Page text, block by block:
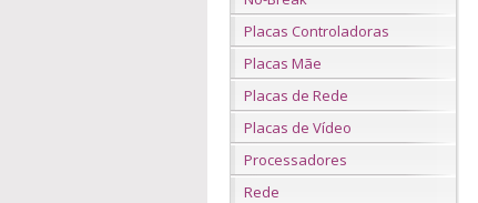
Placas Controladoras
Placas Mãe
Placas de Rede
Placas de Vídeo
Processadores
Rede